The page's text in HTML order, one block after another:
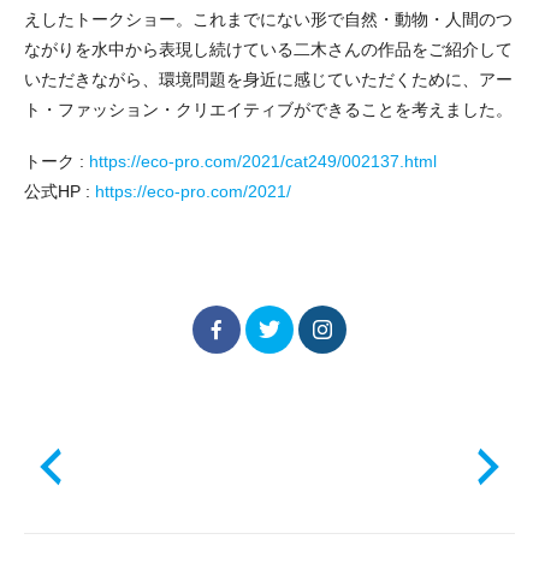
えしたトークショー。これまでにない形で自然・動物・人間のつ
ながりを水中から表現し続けている二木さんの作品をご紹介して
いただきながら、環境問題を身近に感じていただくために、アー
ト・ファッション・クリエイティブができることを考えました。
トーク : https://eco-pro.com/2021/cat249/002137.html
公式HP : https://eco-pro.com/2021/